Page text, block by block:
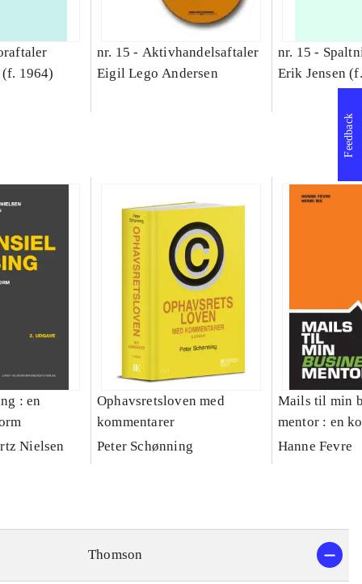
1964)
nr. 15 - Aktivhandelsaftaler
Eigil Lego Andersen
nr. 15 -
Erik Jensen
: en
Nielsen
Ophavsretsloven med
kommentarer
Peter Schønning
Mails til min
mentor : en
iværksættere
Hanne Fevre
Thomson
Feedback